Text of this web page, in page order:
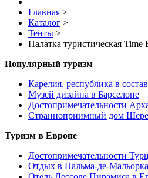
Главная >
Каталог >
Тенты >
Палатка туристическая Time
Популярный туризм
Карелия, республика в
Музей дизайна в Барселоне
Достопримечательности
Странноприимный дом
Туризм в Европе
Достопримечательности
Отдых в Пальма-де-Мальорка